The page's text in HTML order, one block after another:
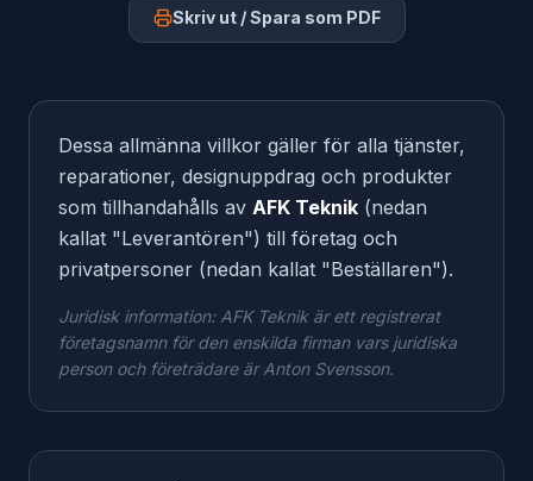
Skriv ut / Spara som PDF
Dessa allmänna villkor gäller för alla tjänster,
reparationer, designuppdrag och produkter
som tillhandahålls av AFK Teknik (nedan
kallat "Leverantören") till företag och
privatpersoner (nedan kallat "Beställaren").
Juridisk information: AFK Teknik är ett registrerat
företagsnamn för den enskilda firman vars juridiska
person och företrädare är Anton Svensson.